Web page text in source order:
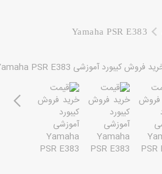
Yamaha PSR E383